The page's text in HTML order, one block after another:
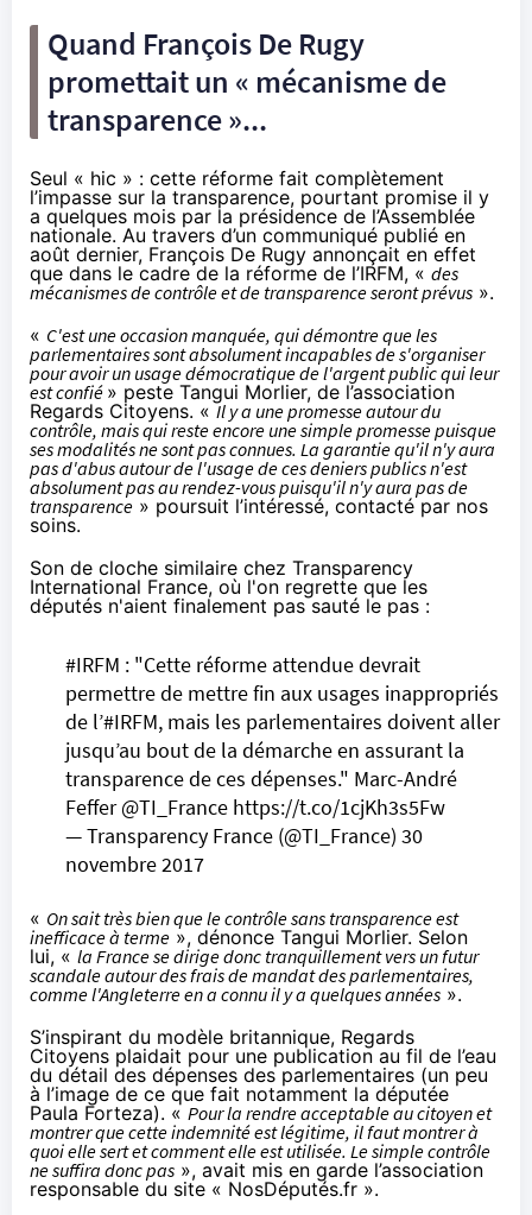
Quand François De Rugy
promettait un « mécanisme de
transparence »...
Seul « hic » : cette réforme fait complètement
l’impasse sur la transparence, pourtant promise il y
a quelques mois par la présidence de l’Assemblée
nationale. Au travers d’un communiqué publié en
août dernier, François De Rugy annonçait en effet
que dans le cadre de la réforme de l’IRFM, « des
mécanismes de contrôle et de transparence seront prévus ».
« C'est une occasion manquée, qui démontre que les
parlementaires sont absolument incapables de s'organiser
pour avoir un usage démocratique de l'argent public qui leur
est confié » peste Tangui Morlier, de l’association
Regards Citoyens. «Il y a une promesse autour du
contrôle, mais qui reste encore une simple promesse puisque
ses modalités ne sont pas connues. La garantie qu'il n'y aura
pas d'abus autour de l'usage de ces deniers publics n'est
absolument pas au rendez-vous puisqu'il n'y aura pas de
transparence » poursuit l’intéressé, contacté par nos
soins.
Son de cloche similaire chez Transparency
International France, où l'on regrette que les
députés n'aient finalement pas sauté le pas :
#IRFM : "Cette réforme attendue devrait
permettre de mettre fin aux usages inappropriés
de l’#IRFM, mais les parlementaires doivent aller
jusqu’au bout de la démarche en assurant la
transparence de ces dépenses." Marc-André
Feffer@TI_France https://t.co/1cjKh3s5Fw
— Transparency France (@TI_France) 30
novembre 2017
« On sait très bien que le contrôle sans transparence est
inefficace à terme », dénonce Tangui Morlier. Selon
lui, « la France se dirige donc tranquillement vers un futur
scandale autour des frais de mandat des parlementaires,
comme l'Angleterre en a connu il y a quelques années ».
S’inspirant du modèle britannique, Regards
Citoyens plaidait pour une publication au fil de l’eau
du détail des dépenses des parlementaires (un peu
à l’image de ce que fait notamment la députée
Paula Forteza). « Pour la rendre acceptable au citoyen et
montrer que cette indemnité est légitime, il faut montrer à
quoi elle sert et comment elle est utilisée. Le simple contrôle
ne suffira donc pas », avait mis en garde l’association
responsable du site « NosDéputés.fr ».